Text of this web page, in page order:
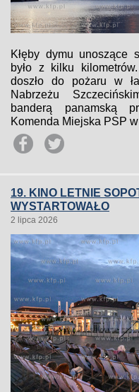
Kłęby dymu unoszące
było z kilku
doszło do pożaru w
Nabrzeżu
banderą panamską
Komenda Miejska PSP
19. KINO LETNIE
WYSTARTOWAŁO
2 lipca 2026